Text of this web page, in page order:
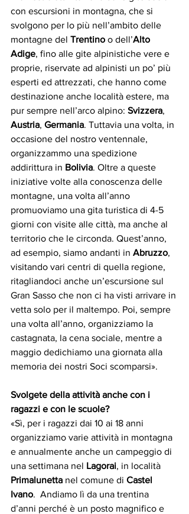
con escursioni in montagna, che si
svolgono per lo più nell’ambito delle
montagne del Trentino o dell’Alto
Adige, fino alle gite alpinistiche vere e
proprie, riservate ad alpinisti un po’ più
esperti ed attrezzati, che hanno come
destinazione anche località estere, ma
pur sempre nell’arco alpino: Svizzera,
Austria, Germania. Tuttavia una volta, in
occasione del nostro ventennale,
organizzammo una spedizione
addirittura in Bolivia. Oltre a queste
iniziative volte alla conoscenza delle
montagne, una volta all’anno
promuoviamo una gita turistica di 4-5
giorni con visite alle città, ma anche al
territorio che le circonda. Quest’anno,
ad esempio, siamo andanti in Abruzzo,
visitando vari centri di quella regione,
ritagliandoci anche un’escursione sul
Gran Sasso che non ci ha visti arrivare in
vetta solo per il maltempo. Poi, sempre
una volta all’anno, organizziamo la
castagnata, la cena sociale, mentre a
maggio dedichiamo una giornata alla
memoria dei nostri Soci scomparsi».
Svolgete della attività anche con i
ragazzi e con le scuole?
«Sì, per i ragazzi dai 10 ai 18 anni
organizziamo varie attività in montagna
e annualmente anche un campeggio di
una settimana nel Lagorai, in località
Primalunetta nel comune di Castel
Ivano.  Andiamo lì da una trentina
d’anni perché è un posto magnifico e